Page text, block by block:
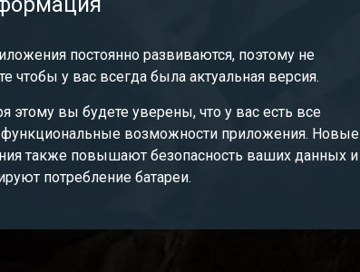
постоянно развиваются, поэтому не
чтобы у вас всегда была актуальная версия.
этому вы будете уверены, что у вас есть все
возможности приложения. Новые
также повышают безопасность ваших данных и
потребление батареи.